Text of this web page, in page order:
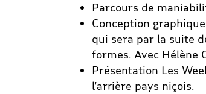
Parcours de
Conception
qui sera par la suite
formes. Avec Hélène
Présentation Les
l’arrière pays niçois.